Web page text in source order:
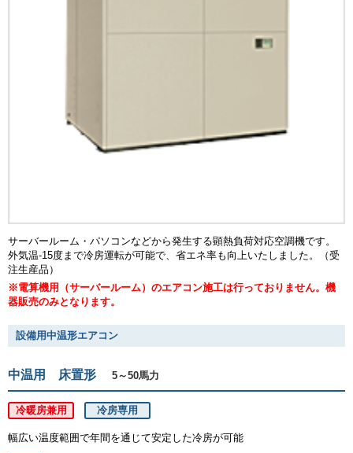
サーバールーム・パソコンなどから発生する顕熱負荷対応空調機です。
外気温-15度まで冷房運転が可能で、省エネ率も向上いたしました。（受
注生産品）
※電算機用（サーバールーム）のエアコン施工は行っておりません。機
器販売のみとなります。
設備用中温形エアコン
中温用 床置形 5～50馬力
冷暖房兼用 冷房専用
幅広い温度範囲で年間を通じて安定した冷房が可能